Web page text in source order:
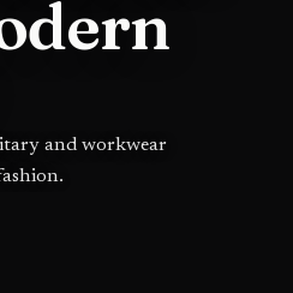
and workwear